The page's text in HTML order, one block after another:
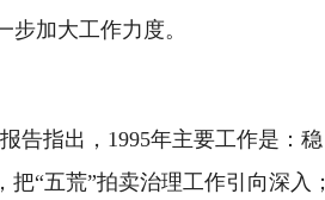
加大工作力度。
告指出， 1995年主要工作是：稳
“五荒”拍卖治理工作引向深入；